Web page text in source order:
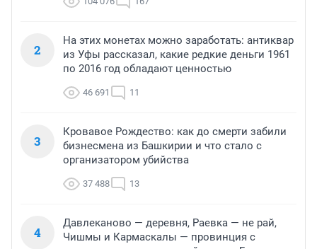
2
На этих монетах можно заработать: антиквар
из Уфы рассказал, какие редкие деньги 1961
по 2016 год обладают ценностью
46 691 11
3
Кровавое Рождество: как до смерти забили
бизнесмена из Башкирии и что стало с
организатором убийства
37 488 13
4
Давлеканово — деревня, Раевка — не рай,
Чишмы и Кармаскалы — провинция с